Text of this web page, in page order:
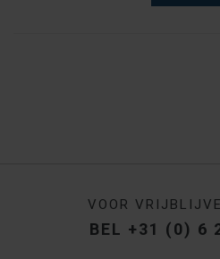
VOOR
BEL +31 (0) 6